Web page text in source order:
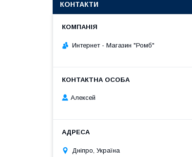
КОНТАКТИ
Интернет - Магазин "Ромб"
Алексей
Дніпро, Україна